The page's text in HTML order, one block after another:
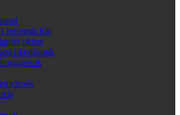
információk
okirat